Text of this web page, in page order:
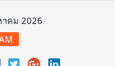
คม 2026